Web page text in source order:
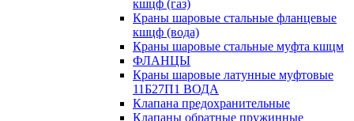
кшцф (газ)
Краны шаровые стальные фланцевые
кшцф (вода)
Краны шаровые стальные муфта кшцм
ФЛАНЦЫ
Краны шаровые латунные муфтовые
11Б27П1 ВОДА
Клапана предохранительные
Клапаны обратные пружинные